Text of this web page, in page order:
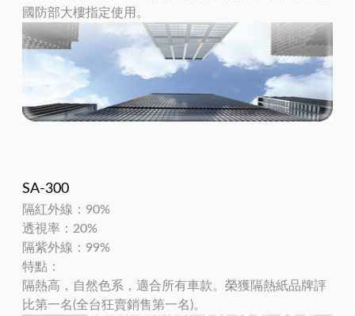
國防部大樓指定使用。
SA-300
隔紅外線：90%
透視率：20%
隔紫外線：99%
特點：
隔熱高，自然色系，適合所有車款。榮獲隔熱紙品牌評
比第一名(全台狂賣銷售第一名)。